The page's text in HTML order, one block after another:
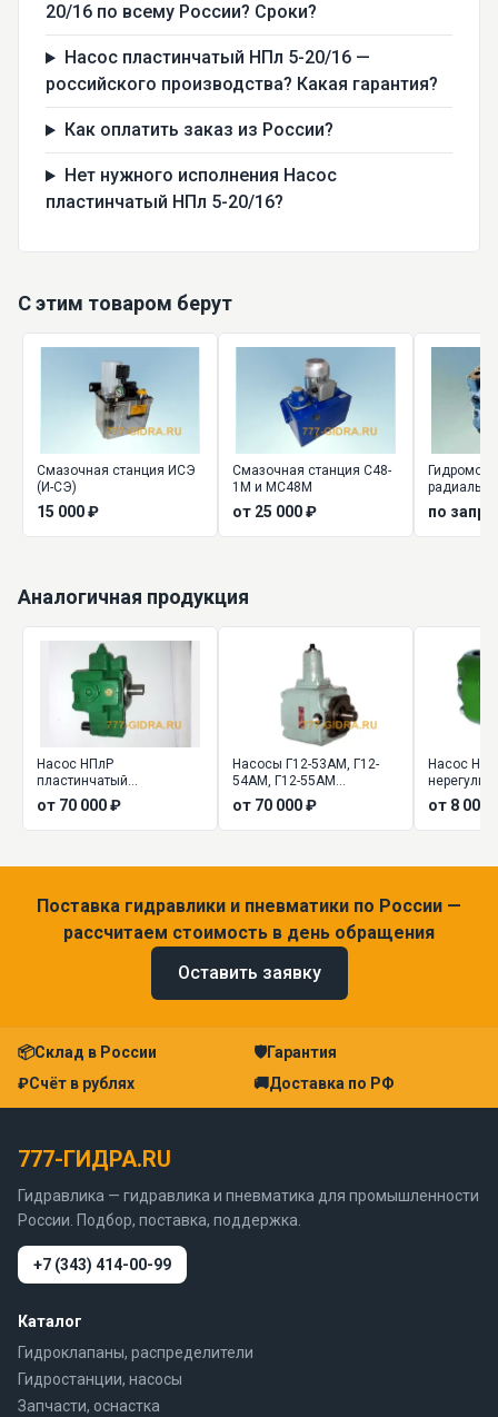
20/16 по всему России? Сроки?
Насос пластинчатый НПл 5-20/16 —
российского производства? Какая гарантия?
Как оплатить заказ из России?
Нет нужного исполнения Насос
пластинчатый НПл 5-20/16?
С этим товаром берут
Смазочная станция ИСЭ
(И-СЭ)
15 000 ₽
Смазочная станция С48-
1М и МС48М
от 25 000 ₽ по
Аналогичная продукция
Насос НПлР
пластинчатый
регулируемый
от 70 000 ₽
Насосы Г12-53АМ, Г12-
54АМ, Г12-55АМ
пластинчатые
регулируемые
от 70 000 ₽
Насос
от 8 000
Поставка гидравлики и пневматики по России —
рассчитаем стоимость в день обращения
Оставить заявку
📦Склад в России 🛡Гарантия
₽Счёт в рублях 🚚Доставка по РФ
777-ГИДРА.RU
Гидравлика — гидравлика и пневматика для промышленности
России. Подбор, поставка, поддержка.
+7 (343) 414-00-99
Каталог
Гидроклапаны, распределители
Гидростанции, насосы
Запчасти, оснастка